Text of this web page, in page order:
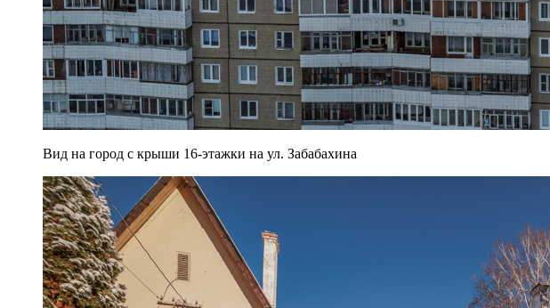
Вид на город с крыши 16-этажки на ул. Забабахина